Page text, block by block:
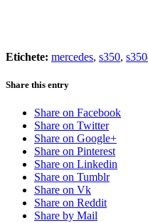
Etichete: mercedes, s350,
Share this entry
Share on Facebook
Share on Twitter
Share on Google+
Share on Pinterest
Share on Linkedin
Share on Tumblr
Share on Vk
Share on Reddit
Share by Mail